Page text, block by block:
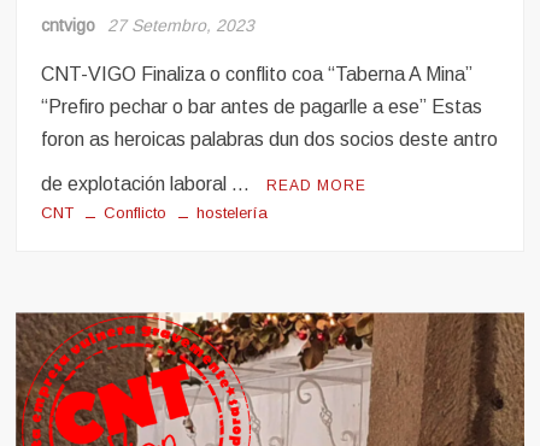
cntvigo 27 Setembro, 2023
CNT-VIGO Finaliza o conflito coa “Taberna A Mina”
“Prefiro pechar o bar antes de pagarlle a ese” Estas
foron as heroicas palabras dun dos socios deste antro
de explotación laboral … READ MORE
CNT Conflicto hostelería